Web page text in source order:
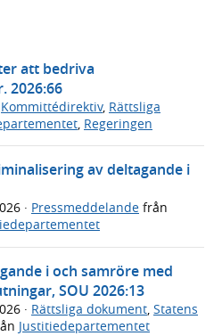
att bedriva
2026:66
Kommittédirektiv, Rättsliga
Regeringen
av deltagande i
· Pressmeddelande från
i och samröre med
SOU 2026:13
· Rättsliga dokument, Statens
Justitiedepartementet